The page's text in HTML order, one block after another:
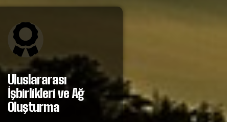
Uluslararası
İşbirlikleri ve Ağ
Oluşturma